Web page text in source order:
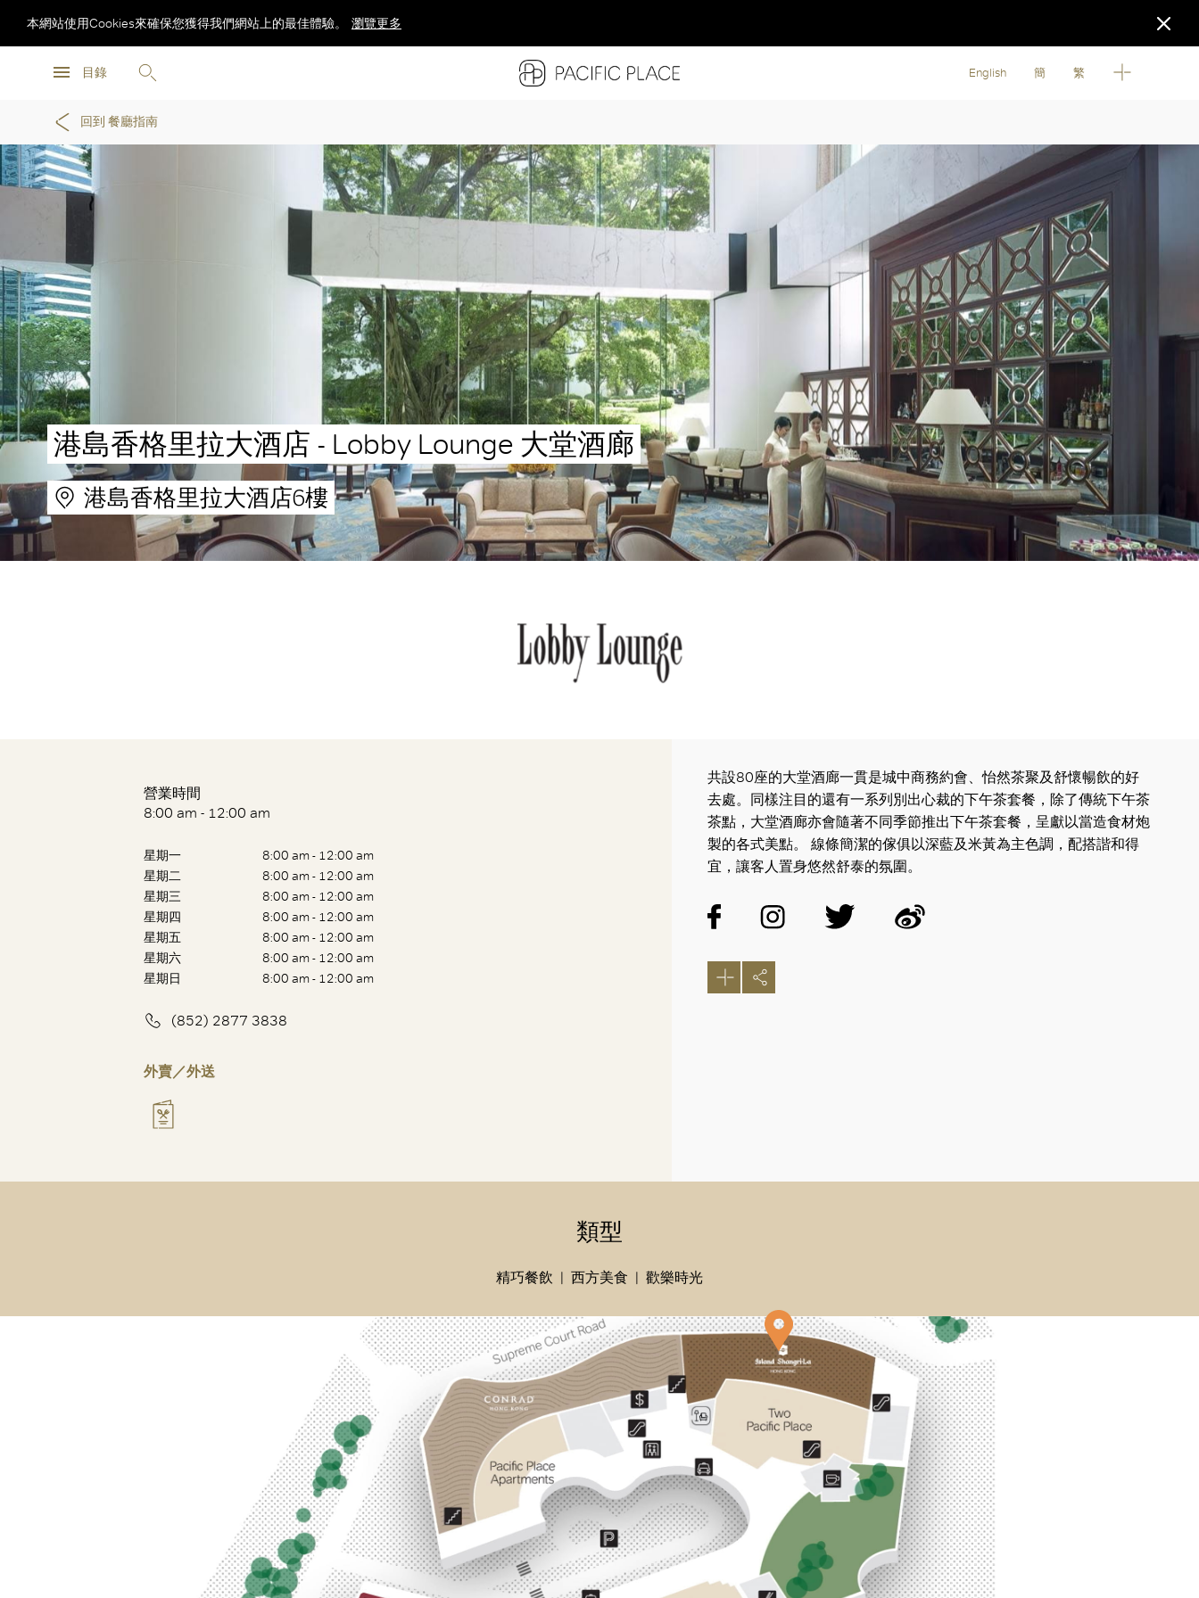
目錄
本網站使用Cookies來確保您獲得我們網站上的最佳體驗。 瀏覽更多
English 簡 繁
回到 餐廳指南
港島香格里拉大酒店 - Lobby Lounge 大堂酒廊
港島香格里拉大酒店6樓
營業時間
8:00 am - 12:00 am
星期一
8:00 am - 12:00 am
星期二
8:00 am - 12:00 am
星期三
8:00 am - 12:00 am
星期四
8:00 am - 12:00 am
星期五
8:00 am - 12:00 am
星期六
8:00 am - 12:00 am
星期日
8:00 am - 12:00 am
(852) 2877 3838
外賣／外送
共設80座的大堂酒廊一貫是城中商務約會、怡然茶聚及舒懷暢飲的好
去處。同樣注目的還有一系列別出心裁的下午茶套餐，除了傳統下午茶
茶點，大堂酒廊亦會隨著不同季節推出下午茶套餐，呈獻以當造食材炮
製的各式美點。 線條簡潔的傢俱以深藍及米黃為主色調，配搭諧和得
宜，讓客人置身悠然舒泰的氛圍。
類型
精巧餐飲 西方美食 歡樂時光